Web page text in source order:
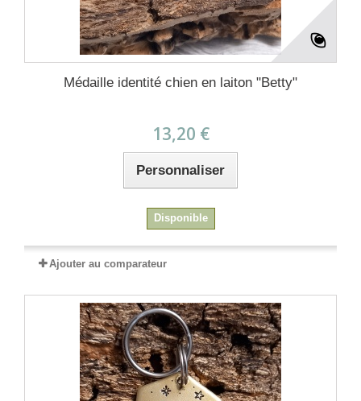
Médaille identité chien en laiton "Betty"
13,20 €
Personnaliser
Disponible
Ajouter au comparateur